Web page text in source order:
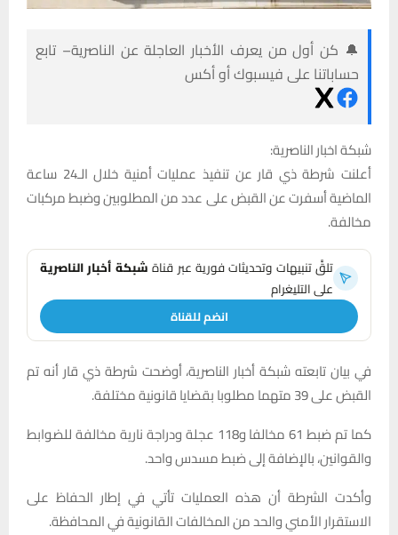
🔔 كن أول من يعرف الأخبار العاجلة عن الناصرية– تابع
حساباتنا على فيسبوك أو أكس
شبكة اخبار الناصرية:
أعلنت شرطة ذي قار عن تنفيذ عمليات أمنية خلال الـ24 ساعة
الماضية أسفرت عن القبض على عدد من المطلوبين وضبط مركبات
مخالفة.
تلقَّ تنبيهات وتحديثات فورية عبر قناةشبكة أخبار الناصرية
على التليغرام
انضم للقناة
في بيان تابعته شبكة أخبار الناصرية، أوضحت شرطة ذي قار أنه تم
القبض على 39 متهما مطلوبا بقضايا قانونية مختلفة.
كما تم ضبط 61 مخالفا و118 عجلة ودراجة نارية مخالفة للضوابط
والقوانين، بالإضافة إلى ضبط مسدس واحد.
وأكدت الشرطة أن هذه العمليات تأتي في إطار الحفاظ على
الاستقرار الأمني والحد من المخالفات القانونية في المحافظة.